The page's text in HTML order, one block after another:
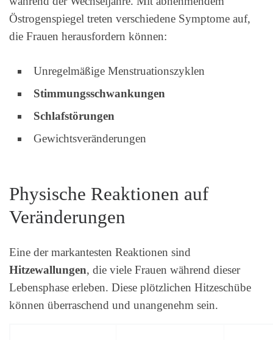
Östrogenspiegel treten verschiedene Symptome auf,
die Frauen herausfordern können:
Unregelmäßige Menstruationszyklen
Stimmungsschwankungen
Schlafstörungen
Gewichtsveränderungen
Physische Reaktionen auf
Veränderungen
Eine der markantesten Reaktionen sind
Hitzewallungen, die viele Frauen während dieser
Lebensphase erleben. Diese plötzlichen Hitzeschübe
können überraschend und unangenehm sein.